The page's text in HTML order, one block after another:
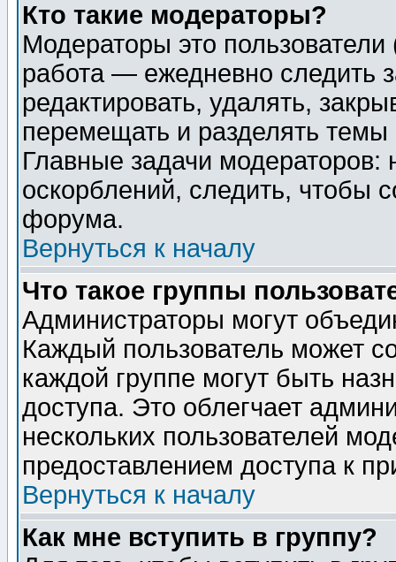
Кто такие модераторы?
Модераторы это
работа — ежедневно следить
редактировать, удалять,
перемещать и разделять
Главные задачи
оскорблений, следить, чтобы
форума.
Вернуться к началу
Что такое группы
Администраторы могут
Каждый пользователь может
каждой группе могут быть
доступа. Это облегчает
нескольких пользователей
предоставлением доступа к
Вернуться к началу
Как мне вступить в группу?